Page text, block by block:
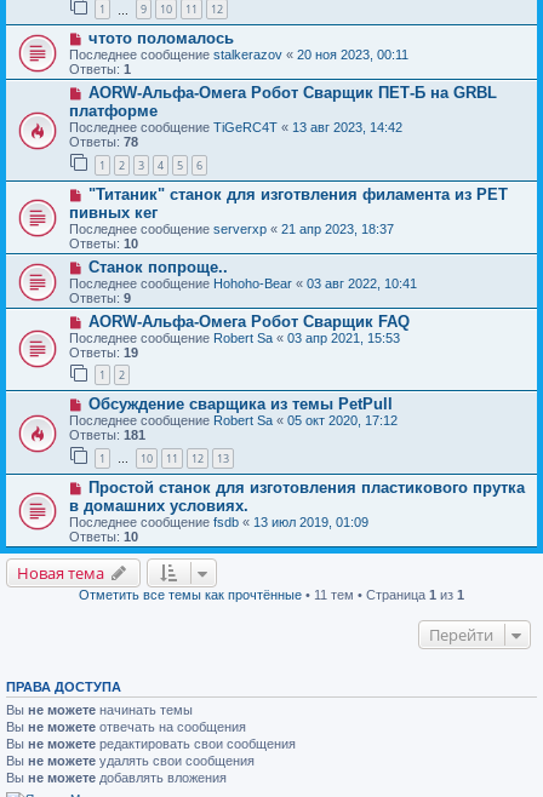
1 9 10 11 12
чтото поломалось
Последнее сообщение stalkerazov « 20 ноя 2023, 00:11
Ответы: 1
AORW-Альфа-Омега Робот Сварщик ПЕТ-Б на GRBL
платформе
Последнее сообщение TiGeRC4T « 13 авг 2023, 14:42
Ответы: 78
1 2 3 4 5 6
"Титаник" cтанок для изготвления филамента из PET
пивных кег
Последнее сообщение serverxp « 21 апр 2023, 18:37
Ответы: 10
Станок попроще..
Последнее сообщение Hohoho-Bear « 03 авг 2022, 10:41
Ответы: 9
AORW-Альфа-Омега Робот Сварщик FAQ
Последнее сообщение Robert Sa « 03 апр 2021, 15:53
Ответы: 19
1 2
Обсуждение сварщика из темы PetPull
Последнее сообщение Robert Sa « 05 окт 2020, 17:12
Ответы: 181
1 … 10 11 12 13
Простой станок для изготовления пластикового прутка
в домашних условиях.
Последнее сообщение fsdb « 13 июл 2019, 01:09
Ответы: 10
Новая тема
Отметить все темы как прочтённые • 11 тем • Страница 1 из 1
Перейти
ПРАВА ДОСТУПА
Вы не можете начинать темы
Вы не можете отвечать на сообщения
Вы не можете редактировать свои сообщения
Вы не можете удалять свои сообщения
Вы не можете добавлять вложения